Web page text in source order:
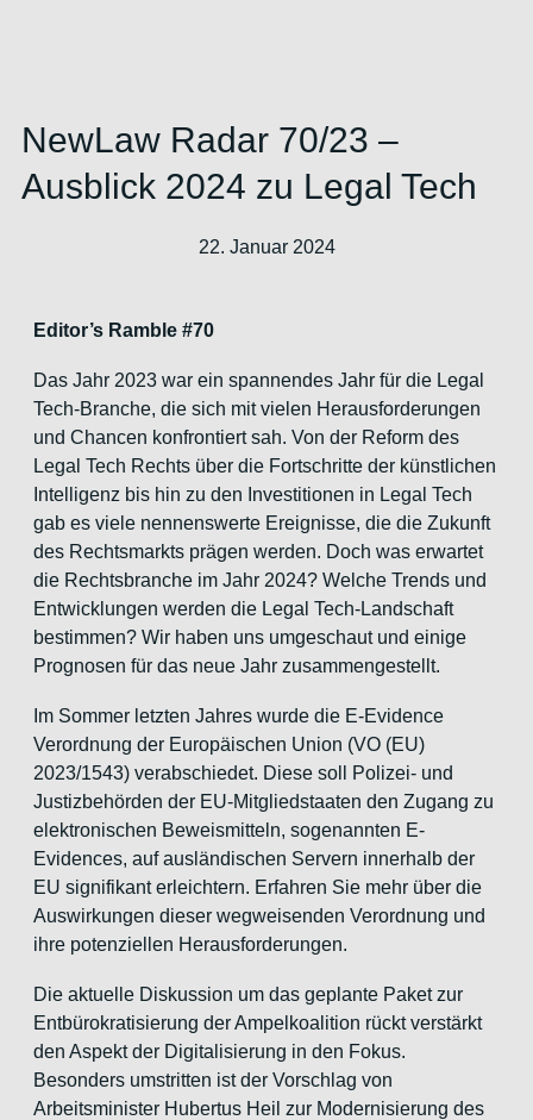
NewLaw Radar 70/23 –
Ausblick 2024 zu Legal Tech
22. Januar 2024
Editor’s Ramble #70
Das Jahr 2023 war ein spannendes Jahr für die Legal
Tech-Branche, die sich mit vielen Herausforderungen
und Chancen konfrontiert sah. Von der Reform des
Legal Tech Rechts über die Fortschritte der künstlichen
Intelligenz bis hin zu den Investitionen in Legal Tech
gab es viele nennenswerte Ereignisse, die die Zukunft
des Rechtsmarkts prägen werden. Doch was erwartet
die Rechtsbranche im Jahr 2024? Welche Trends und
Entwicklungen werden die Legal Tech-Landschaft
bestimmen? Wir haben uns umgeschaut und einige
Prognosen für das neue Jahr zusammengestellt.
Im Sommer letzten Jahres wurde die E-Evidence
Verordnung der Europäischen Union (VO (EU)
2023/1543) verabschiedet. Diese soll Polizei- und
Justizbehörden der EU-Mitgliedstaaten den Zugang zu
elektronischen Beweismitteln, sogenannten E-
Evidences, auf ausländischen Servern innerhalb der
EU signifikant erleichtern. Erfahren Sie mehr über die
Auswirkungen dieser wegweisenden Verordnung und
ihre potenziellen Herausforderungen.
Die aktuelle Diskussion um das geplante Paket zur
Entbürokratisierung der Ampelkoalition rückt verstärkt
den Aspekt der Digitalisierung in den Fokus.
Besonders umstritten ist der Vorschlag von
Arbeitsminister Hubertus Heil zur Modernisierung des